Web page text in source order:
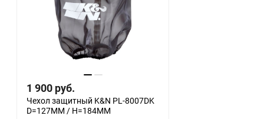
1 900 руб.
Чехол защитный K&N PL-8007DK
D=127MM / H=184MM